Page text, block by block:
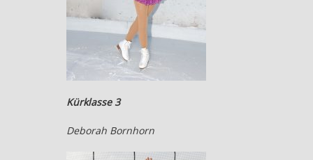
Kürklasse 3
Deborah Bornhorn